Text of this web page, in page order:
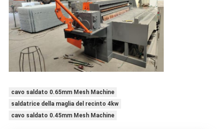
cavo saldato 0.65mm Mesh Machine
saldatrice della maglia del recinto 4kw
cavo saldato 0.45mm Mesh Machine